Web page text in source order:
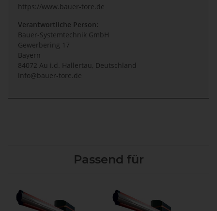
https://www.bauer-tore.de
Verantwortliche Person:
Bauer-Systemtechnik GmbH
Gewerbering 17
Bayern
84072 Au i.d. Hallertau, Deutschland
info@bauer-tore.de
Passend für